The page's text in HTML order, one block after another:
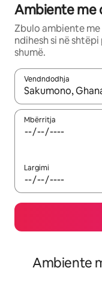
Ambiente me
Zbulo ambiente
ndihesh si në
shumë.
Vendndodhja
Kur rezultatet të
Mbërritja
Largimi
Ambiente